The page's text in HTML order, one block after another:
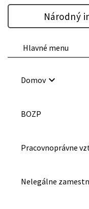
Národný
Hlavné menu
Domovkeyboard_arrow_down
BOZP
Pracovnoprávne
Nelegálne